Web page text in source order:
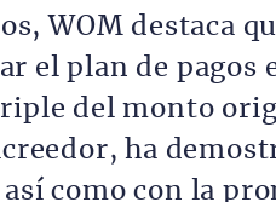
WOM destaca
el plan de pagos
del monto
ha
como con la